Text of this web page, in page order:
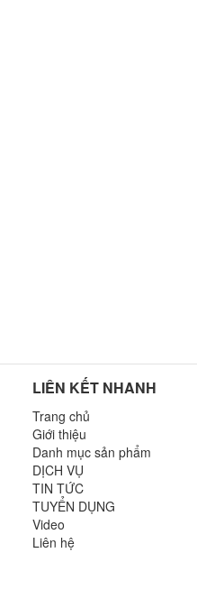
LIÊN KẾT NHANH
Trang chủ
Giới thiệu
Danh mục sản phẩm
DỊCH VỤ
TIN TỨC
TUYỂN DỤNG
Video
Liên hệ